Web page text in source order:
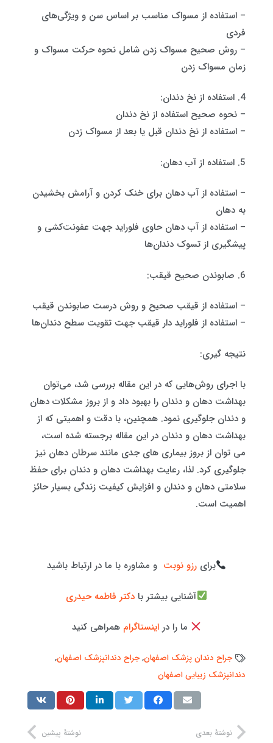
– استفاده از مسواک مناسب بر اساس سن و ویژگی‌های
فردی
– روش صحیح مسواک زدن شامل نحوه حرکت مسواک و
زمان مسواک زدن
4. استفاده از نخ دندان:
– نحوه صحیح استفاده از نخ دندان
– استفاده از نخ دندان قبل یا بعد از مسواک زدن
5. استفاده از آب دهان:
– استفاده از آب دهان برای خنک کردن و آرامش بخشیدن
به دهان
– استفاده از آب دهان حاوی فلوراید جهت عفونت‌کشی و
پیشگیری از تسوک دندان‌ها
6. صابوندن صحیح قیقب:
– استفاده از قیقب صحیح و روش درست صابوندن قیقب
– استفاده از فلوراید دار قیقب جهت تقویت سطح دندان‌ها
نتیجه گیری:
با اجرای روش‌هایی که در این مقاله بررسی شد، می‌توان
بهداشت دهان و دندان را بهبود داد و از بروز مشکلات دهان
و دندان جلوگیری نمود. همچنین، با دقت و اهمیتی که از
بهداشت دهان و دندان در این مقاله برجسته شده است،
می توان از بروز بیماری های جدی مانند سرطان دهان نیز
جلوگیری کرد. لذا، رعایت بهداشت دهان و دندان برای حفظ
سلامتی دهان و دندان و افزایش کیفیت زندگی بسیار حائز
اهمیت است.
برای رزو نوبت و مشاوره با ما در ارتباط باشید
آشنایی بیشتر با دکتر فاطمه حیدری
ما را دراینستاگرامهمراهی کنید
جراح دندان پزشک اصفهان,جراح دندانپزشک اصفهان,
دندانپزشک زیبایی اصفهان
نوشتهٔ پیشین نوشتهٔ بعدی